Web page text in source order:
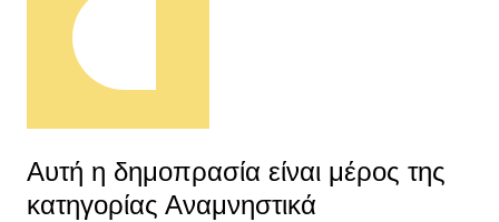
Αυτή η δημοπρασία είναι μέρος της
κατηγορίας Αναμνηστικά